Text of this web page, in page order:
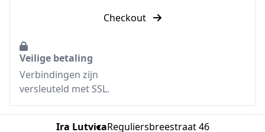
Checkout
Veilige betaling
Verbindingen zijn
versleuteld met SSL.
Ira LutvicaReguliersbreestraat 46